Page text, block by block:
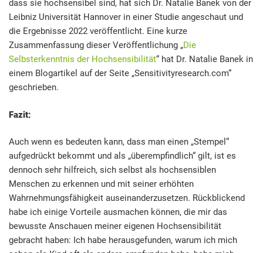
dass sie hochsensibel sind, hat sich Dr. Natalie Banek von der
Leibniz Universität Hannover in einer Studie angeschaut und
die Ergebnisse 2022 veröffentlicht. Eine kurze
Zusammenfassung dieser Veröffentlichung „Die
Selbsterkenntnis der Hochsensibilität“ hat Dr. Natalie Banek in
einem Blogartikel auf der Seite „Sensitivityresearch.com“
geschrieben.
Fazit:
Auch wenn es bedeuten kann, dass man einen „Stempel“
aufgedrückt bekommt und als „überempfindlich“ gilt, ist es
dennoch sehr hilfreich, sich selbst als hochsensiblen
Menschen zu erkennen und mit seiner erhöhten
Wahrnehmungsfähigkeit auseinanderzusetzen. Rückblickend
habe ich einige Vorteile ausmachen können, die mir das
bewusste Anschauen meiner eigenen Hochsensibilität
gebracht haben: Ich habe herausgefunden, warum ich mich